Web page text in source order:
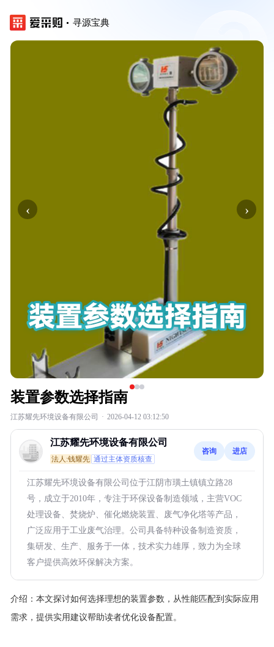
寻源宝典
‹ ›
装置参数选择指南
江苏耀先环境设备有限公司 · 2026-04-12 03:12:50
江苏耀先环境设备有限公司
法人:钱耀先 通过主体资质核查
咨询 进店
江苏耀先环境设备有限公司位于江阴市璜土镇镇立路28
号，成立于2010年，专注于环保设备制造领域，主营VOC
处理设备、焚烧炉、催化燃烧装置、废气净化塔等产品，
广泛应用于工业废气治理。公司具备特种设备制造资质，
集研发、生产、服务于一体，技术实力雄厚，致力为全球
客户提供高效环保解决方案。
介绍： 本文探讨如何选择理想的装置参数，从性能匹配到实际应用
需求，提供实用建议帮助读者优化设备配置。